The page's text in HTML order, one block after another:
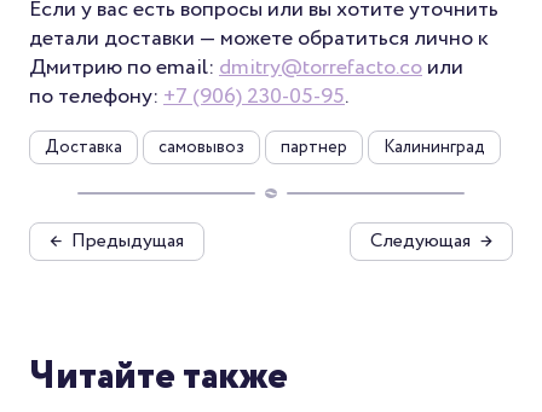
Если у вас есть вопросы или вы хотите уточнить
детали доставки — можете обратиться лично к
Дмитрию по email:dmitry@torrefacto.coили
по телефону:+7 (906) 230-05-95.
Доставка самовывоз партнер Калининград
← Предыдущая Следующая →
Читайте также